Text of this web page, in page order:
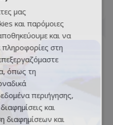
μας
και παρόμοιες
και να
στη
όπως τη
περιήγησης,
και
διαφημίσεων και